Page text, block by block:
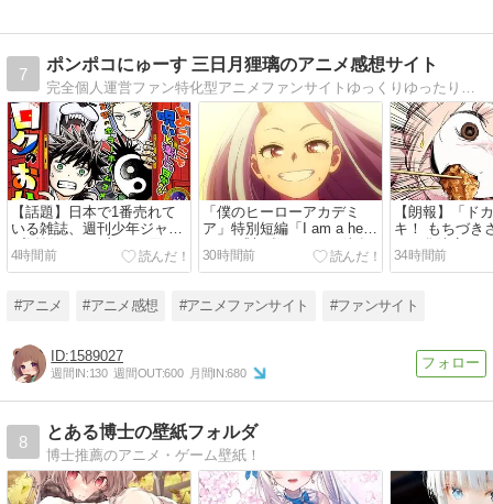
7
ポンポコにゅーす 三日月狸璃のアニメ感想サイト
【話題】日本で1番売れて
いる雑誌、週刊少年ジャン
プ紙版が100万部を下回り
国内で大台を超える雑誌は
めた漫画市場規模は歴史上
最盛期を迎えている！！
4時間前
「僕のヒーローアカデミ
ア」特別短編「I am a hero
too」感想 救けられた彼女
の成長、見守る大人。世界
ァンブック読切アニメ)
30時間前
【朗報】「ド
キ！ もちづき
ニメ化決定！
ャグホラー合
34時間前
#アニメ #アニメ感想 #アニメファンサイト #ファンサイト
1589027
週間IN:130 週間OUT:600 月間IN:680
8
とある博士の壁紙フォルダ
博士推薦のアニメ・ゲーム壁紙！